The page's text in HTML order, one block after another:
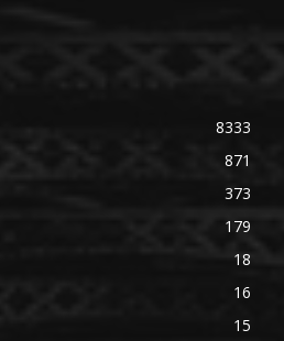
8333
871
373
179
18
16
15